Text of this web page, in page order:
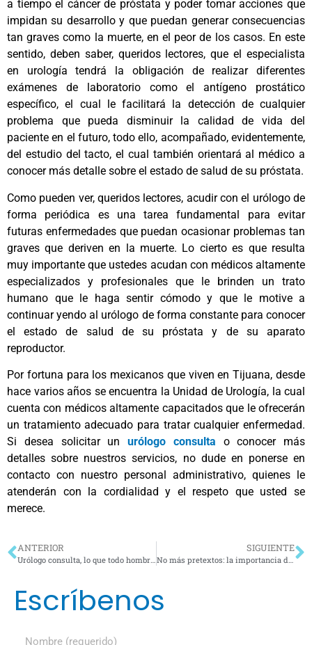
a tiempo el cáncer de próstata y poder tomar acciones que
impidan su desarrollo y que puedan generar consecuencias
tan graves como la muerte, en el peor de los casos. En este
sentido, deben saber, queridos lectores, que el especialista
en urología tendrá la obligación de realizar diferentes
exámenes de laboratorio como el antígeno prostático
específico, el cual le facilitará la detección de cualquier
problema que pueda disminuir la calidad de vida del
paciente en el futuro, todo ello, acompañado, evidentemente,
del estudio del tacto, el cual también orientará al médico a
conocer más detalle sobre el estado de salud de su próstata.
Como pueden ver, queridos lectores, acudir con el urólogo de
forma periódica es una tarea fundamental para evitar
futuras enfermedades que puedan ocasionar problemas tan
graves que deriven en la muerte. Lo cierto es que resulta
muy importante que ustedes acudan con médicos altamente
especializados y profesionales que le brinden un trato
humano que le haga sentir cómodo y que le motive a
continuar yendo al urólogo de forma constante para conocer
el estado de salud de su próstata y de su aparato
reproductor.
Por fortuna para los mexicanos que viven en Tijuana, desde
hace varios años se encuentra la Unidad de Urología, la cual
cuenta con médicos altamente capacitados que le ofrecerán
un tratamiento adecuado para tratar cualquier enfermedad.
Si desea solicitar un urólogo consulta o conocer más
detalles sobre nuestros servicios, no dude en ponerse en
contacto con nuestro personal administrativo, quienes le
atenderán con la cordialidad y el respeto que usted se
merece.
ANTERIOR SIGUIENTE
Escríbenos